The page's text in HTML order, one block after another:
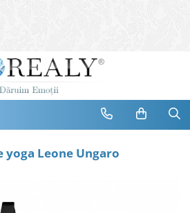
yoga Leone Ungaro